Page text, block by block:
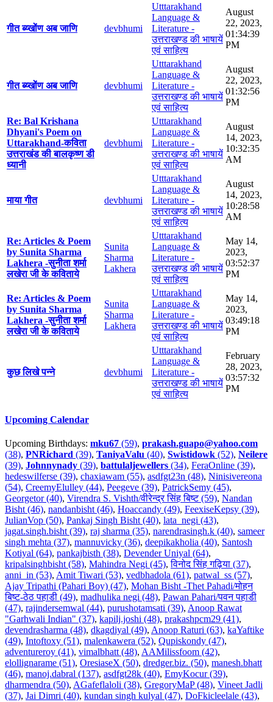
गीत ब्य्खोंण अब जाणि devbhumi
Utttarakhand
Language &
Literature -
उत्तराखण्ड की भाषायें
एवं साहित्य
August
22, 2023,
01:34:39
PM
गीत ब्य्खोंण अब जाणि devbhumi
Utttarakhand
Language &
Literature -
उत्तराखण्ड की भाषायें
एवं साहित्य
August
22, 2023,
01:32:56
PM
Re: Bal Krishana
Dhyani's Poem on
Uttarakhand-कविता
उत्तराखंड की बालकृष्ण डी
ध्यानी
devbhumi
Utttarakhand
Language &
Literature -
उत्तराखण्ड की भाषायें
एवं साहित्य
August
14, 2023,
10:32:35
AM
माया गीत devbhumi
Utttarakhand
Language &
Literature -
उत्तराखण्ड की भाषायें
एवं साहित्य
August
14, 2023,
10:28:58
AM
Re: Articles & Poem
by Sunita Sharma
Lakhera -सुनीता शर्मा
लखेरा जी के कविताये
Sunita
Sharma
Lakhera
Utttarakhand
Language &
Literature -
उत्तराखण्ड की भाषायें
एवं साहित्य
May 14,
2023,
03:52:37
PM
Re: Articles & Poem
by Sunita Sharma
Lakhera -सुनीता शर्मा
लखेरा जी के कविताये
Sunita
Sharma
Lakhera
Utttarakhand
Language &
Literature -
उत्तराखण्ड की भाषायें
एवं साहित्य
May 14,
2023,
03:49:18
PM
कुछ लिखे पन्ने devbhumi
Utttarakhand
Language &
Literature -
उत्तराखण्ड की भाषायें
एवं साहित्य
February
28, 2023,
03:57:32
PM
Upcoming Calendar
Upcoming Birthdays: mku67 (59), prakash.guapo@yahoo.com
(38), PNRichard (39), TaniyaValu (40), Swistidowk (52), Neilere
(39), Johnnynady (39), battulaljewellers (34), FeraOnline (39),
hedeswilferse (39), chaxiawam (55), asdfgt23n (48), Ninisivereona
(54), CreemyElulley (44), Peegeve (39), PatrickSemy (45),
Georgetor (40), Virendra S. Vishth/वीरेन्द्र सिंह बिष्ट (59), Nandan
Bisht (46), nandanbisht (46), Hoaccandy (49), FeexiseKepsy (39),
JulianVop (50), Pankaj Singh Bisht (40), lata_negi (43),
jagat.singh.bisht (39), raj sharma (35), narendrasingh.k (40), sameer
singh mehta (37), mannuvicky (36), deepikakholia (40), Santosh
Kotiyal (64), pankajbisth (38), Devender Uniyal (64),
kripalsinghbisht (58), Mahindra Negi (45),विनोद सिंह गढ़िया (37),
anni_in (53), Amit Tiwari (53), vedbhadola (61), patwal_ss (57),
Ajay Tripathi (Pahari Boy) (47), Mohan Bisht -Thet Pahadi/मोहन
बिष्ट-ठेठ पहाडी (49), madhulika negi (48), Pawan Pahari/पवन पहाडी
(47), rajindersemwal (44), purushotamsati (39), Anoop Rawat
"Garhwali Indian" (37), kapilj.joshi (48), prakashpcm29 (41),
devendrasharma (48), dkagdiyal (49), Anoop Raturi (63), kaYaftike
(49), Intoftoxy (51), malenkawera (52), Qupiskondy (47),
adventureroy (41), vimalbhatt (48), AAMilissfoom (42),
elollignarame (51), OresiaseX (50), dredger.biz. (50), manesh.bhatt
(46), manoj.dabral (137), asdfgt28k (40), EmyKocur (39),
dharmendra (50), AGafeflaloli (38), GregoryMaP (48), Vineet Jadli
(37), Jai Dimri (40), kundan singh kulyal (47), DoFkicleelale (43),